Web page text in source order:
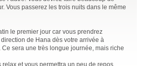
Vous passerez les trois nuits dans le même
le premier jour car vous prendrez
de Hana dès votre arrivée à
Ce sera une très longue journée, mais riche
et vous permettra un peu de repos